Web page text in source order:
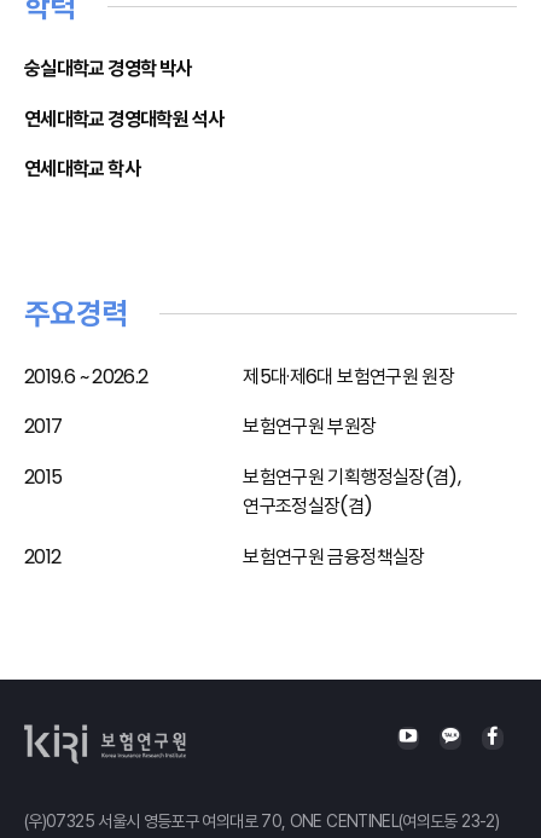
숭실대학교 경영학 박사
연세대학교 경영대학원 석사
연세대학교 학사
주요경력
2019.6 ~ 2026.2
제5대·제6대 보험연구원 원장
2017
보험연구원 부원장
2015
보험연구원 기획행정실장(겸),
연구조정실장(겸)
2012
보험연구원 금융정책실장
(우)07325 서울시 영등포구 여의대로 70, ONE CENTINEL(여의도동 23-2)